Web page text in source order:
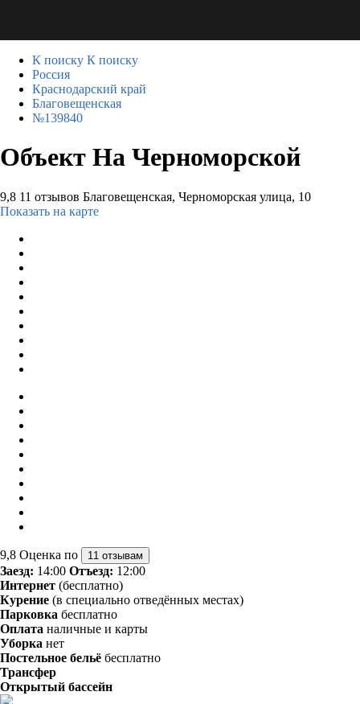
К поиску К поиску
Россия
Краснодарский край
Благовещенская
№139840
Объект На Черноморской
9,8 11 отзывов Благовещенская, Черноморская улица, 10
Показать на карте
9,8 Оценка по 11 отзывам
Заезд: 14:00 Отъезд: 12:00
Интернет (бесплатно)
Курение (в специально отведённых местах)
Парковка бесплатно
Оплата наличные и карты
Уборка нет
Постельное бельё бесплатно
Трансфер
Открытый бассейн